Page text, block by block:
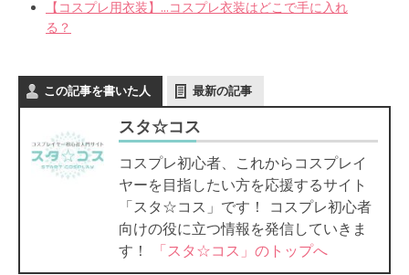
【コスプレ用衣装】...コスプレ衣装はどこで手に入れ
る？
この記事を書いた人 最新の記事
スタ☆コス
コスプレ初心者、これからコスプレイ
ヤーを目指したい方を応援するサイト
「スタ☆コス」です！ コスプレ初心者
向けの役に立つ情報を発信していきま
す！
「スタ☆コス」のトップへ